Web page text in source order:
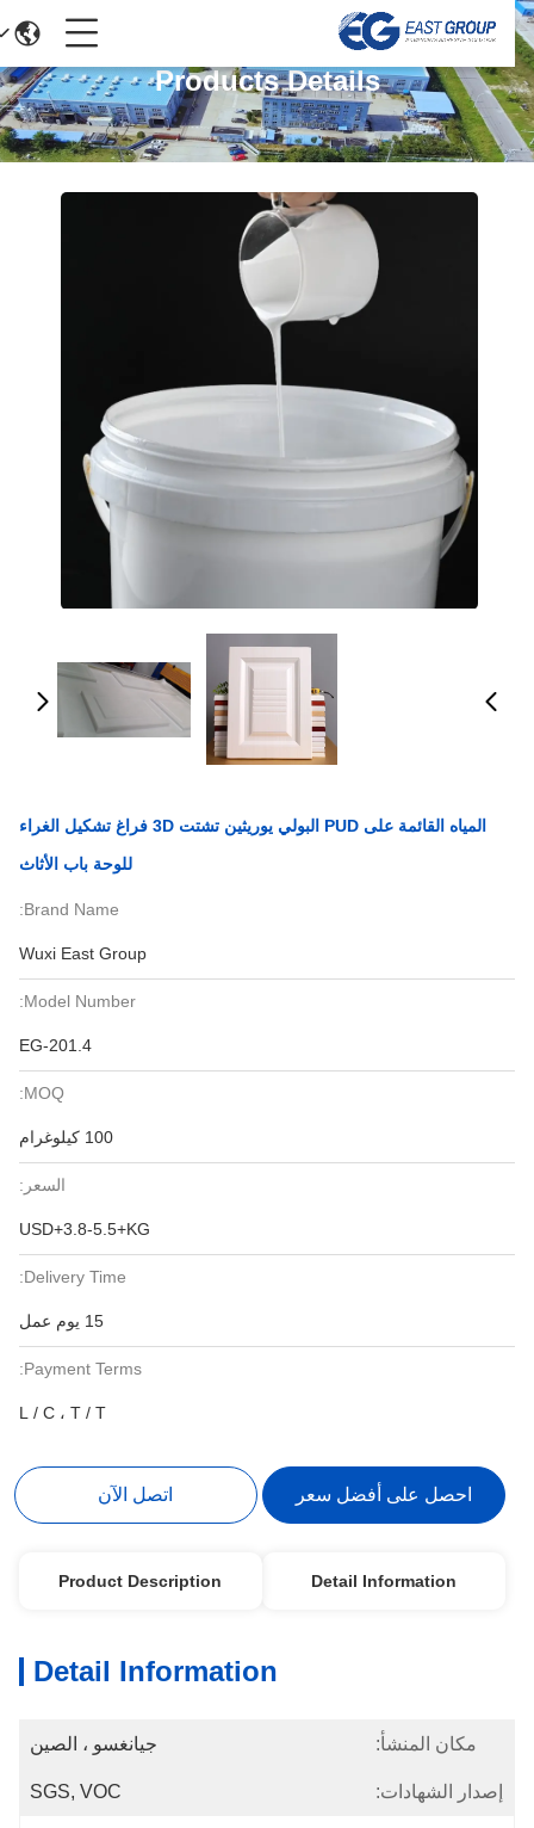
Products Details
المياه القائمة على PUD البولي يوريثين تشتت 3D فراغ تشكيل الغراء
للوحة باب الأثاث
Brand Name:
Wuxi East Group
Model Number:
EG-201.4
MOQ:
100 كيلوغرام
السعر:
USD+3.8-5.5+KG
Delivery Time:
15 يوم عمل
Payment Terms:
L / C ، T / T
احصل على أفضل سعر اتصل الآن
Detail Information
Product Description
Detail Information
مكان المنشأ: جيانغسو ، الصين
إصدار الشهادات: SGS, VOC